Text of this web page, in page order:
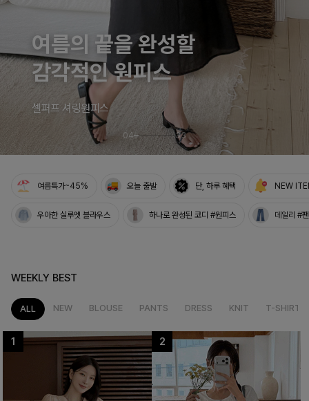
05 33
여름특가~45% 오늘 출발 단, 하루 혜택 NEW
우아한 실루엣 블라우스 하나로 완성된 코디 #원피스 데일리 #
WEEKLY BEST
ALL NEW BLOUSE PANTS DRESS KNIT T-SHIRT